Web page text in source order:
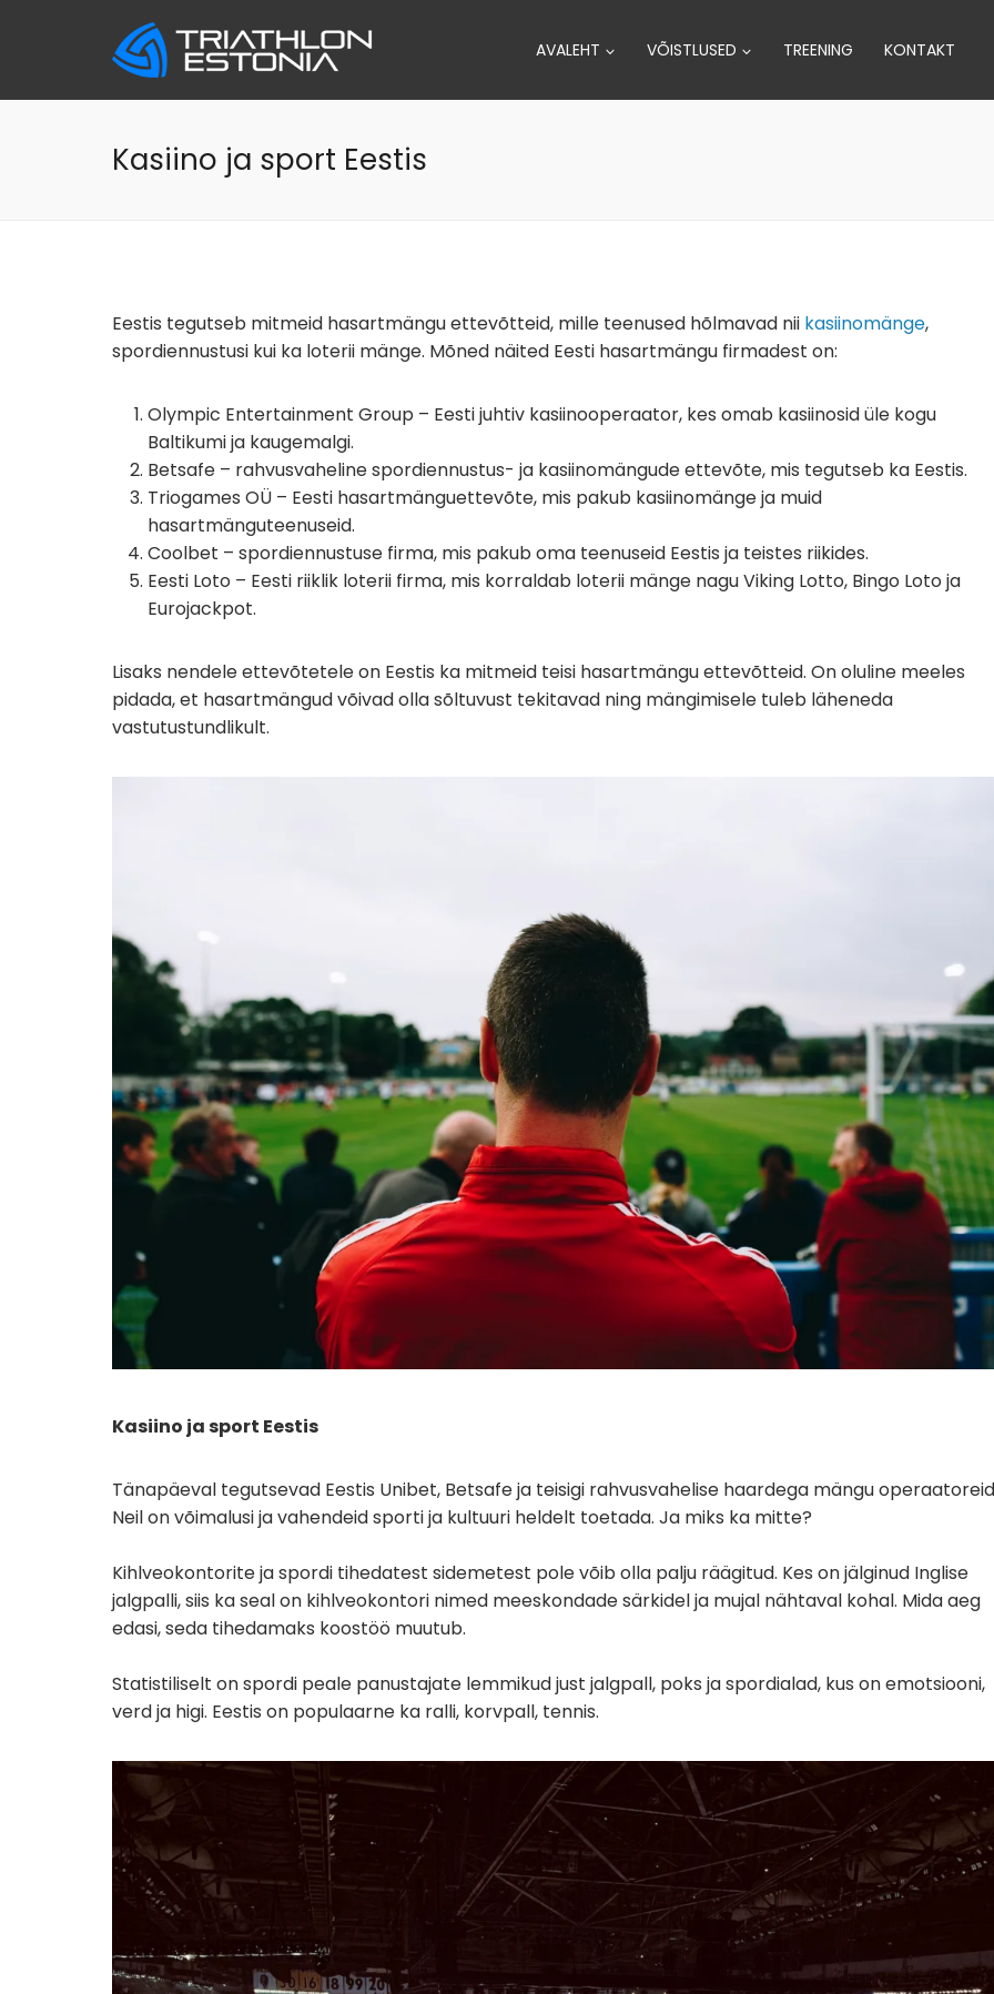
AVALEHT VÕISTLUSED TREENING KONTAKT
Kasiino ja sport Eestis
Eestis tegutseb mitmeid hasartmängu ettevõtteid, mille teenused hõlmavad nii kasiinomänge,
spordiennustusi kui ka loterii mänge. Mõned näited Eesti hasartmängu firmadest on:
Olympic Entertainment Group – Eesti juhtiv kasiinooperaator, kes omab kasiinosid üle kogu
Baltikumi ja kaugemalgi.
Betsafe – rahvusvaheline spordiennustus- ja kasiinomängude ettevõte, mis tegutseb ka Eestis.
Triogames OÜ – Eesti hasartmänguettevõte, mis pakub kasiinomänge ja muid
hasartmänguteenuseid.
Coolbet – spordiennustuse firma, mis pakub oma teenuseid Eestis ja teistes riikides.
Eesti Loto – Eesti riiklik loterii firma, mis korraldab loterii mänge nagu Viking Lotto, Bingo Loto ja
Eurojackpot.
Lisaks nendele ettevõtetele on Eestis ka mitmeid teisi hasartmängu ettevõtteid. On oluline meeles
pidada, et hasartmängud võivad olla sõltuvust tekitavad ning mängimisele tuleb läheneda
vastutustundlikult.
Kasiino ja sport Eestis
Tänapäeval tegutsevad Eestis Unibet, Betsafe ja teisigi rahvusvahelise haardega mängu
Neil on võimalusi ja vahendeid sporti ja kultuuri heldelt toetada. Ja miks ka mitte?
Kihlveokontorite ja spordi tihedatest sidemetest pole võib olla palju räägitud. Kes on jälginud Inglise
jalgpalli, siis ka seal on kihlveokontori nimed meeskondade särkidel ja mujal nähtaval kohal. Mida aeg
edasi, seda tihedamaks koostöö muutub.
Statistiliselt on spordi peale panustajate lemmikud just jalgpall, poks ja spordialad, kus on emotsiooni,
verd ja higi. Eestis on populaarne ka ralli, korvpall, tennis.